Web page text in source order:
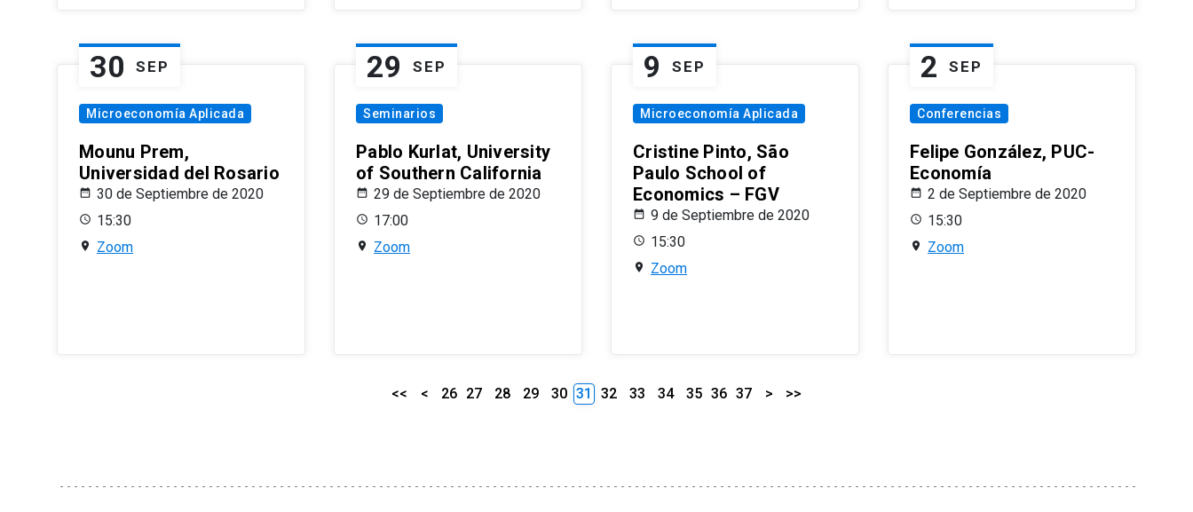
30 SEP
Microeconomía Aplicada
Mounu Prem,
Universidad del Rosario
30 de Septiembre de 2020
15:30
Zoom
29 SEP
Seminarios
Pablo Kurlat, University
of Southern California
29 de Septiembre de 2020
17:00
Zoom
9 SEP
Microeconomía Aplicada
Cristine Pinto, São
Paulo School of
Economics – FGV
9 de Septiembre de 2020
15:30
Zoom
2 SEP
Conferencias
Felipe González, PUC-
Economía
2 de Septiembre de 2020
15:30
Zoom
<< < 26 27 28 29 30 31 32 33 34 35 36 37 > >>